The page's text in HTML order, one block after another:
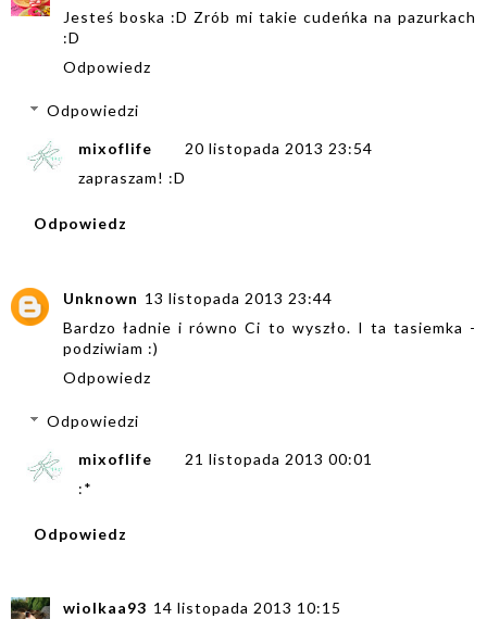
Jesteś boska :D Zrób mi takie cudeńka na pazurkach
:D
Odpowiedz
Odpowiedzi
mixoflife
20 listopada 2013 23:54
zapraszam! :D
Odpowiedz
Unknown 13 listopada 2013 23:44
Bardzo ładnie i równo Ci to wyszło. I ta tasiemka -
podziwiam :)
Odpowiedz
Odpowiedzi
mixoflife
21 listopada 2013 00:01
:*
Odpowiedz
wiolkaa93 14 listopada 2013 10:15